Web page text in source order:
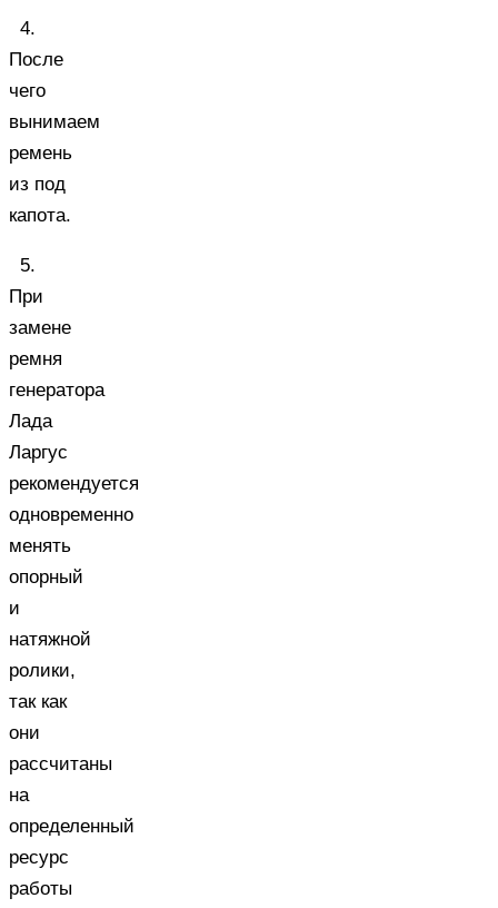
4.
После
чего
вынимаем
ремень
из под
капота.
5.
При
замене
ремня
генератора
Лада
Ларгус
рекомендуется
одновременно
менять
опорный
и
натяжной
ролики,
так как
они
рассчитаны
на
определенный
ресурс
работы